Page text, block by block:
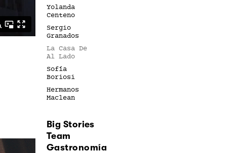
Yolanda
Centeno
Sergio
Granados
La Casa De
Al Lado
Sofía
Boriosi
Hermanos
Maclean
Big Stories
Team
Gastronomía